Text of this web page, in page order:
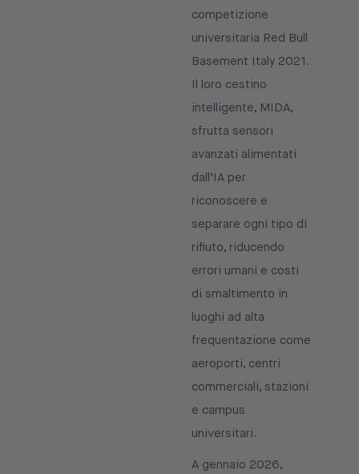
competizione
universitaria Red Bull
Basement Italy 2021.
Il loro cestino
intelligente, MIDA,
sfrutta sensori
avanzati alimentati
dall’IA per
riconoscere e
separare ogni tipo di
rifiuto, riducendo
errori umani e costi
di smaltimento in
luoghi ad alta
frequentazione come
aeroporti, centri
commerciali, stazioni
e campus
universitari.
A gennaio 2026,